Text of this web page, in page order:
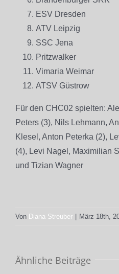
ESV Dresden
ATV Leipzig
SSC Jena
Pritzwalker
Vimaria Weimar
ATSV Güstrow
Für den CHC02 spielten:
Peters (3), Nils Lehmann,
Klesel, Anton Peterka (2),
(4), Levi Nagel, Maximilian
und Tizian Wagner
Von Diana Streuber März 18th,
Ähnliche Beiträge